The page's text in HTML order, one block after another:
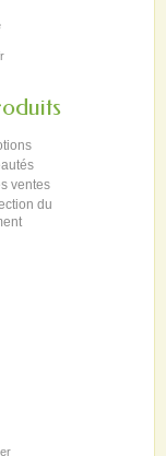
ventes
du